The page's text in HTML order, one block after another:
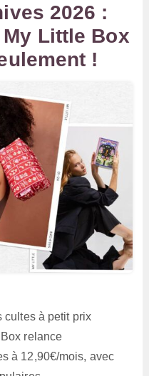
2026 :
Little Box
!
cultes à petit prix
relance
à 12,90€/mois, avec